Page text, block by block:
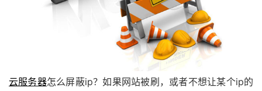
云服务器怎么屏蔽ip？如果网站被刷，或者不想让某个ip的